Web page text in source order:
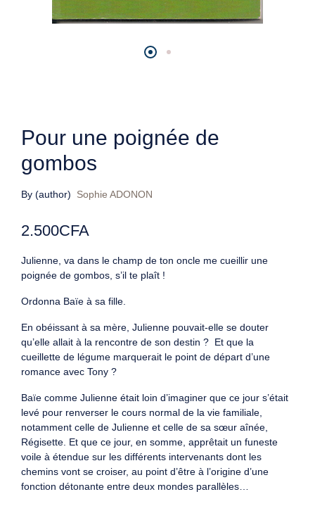
Pour une poignée de
gombos
By (author) Sophie ADONON
2.500CFA
Julienne, va dans le champ de ton oncle me cueillir une
poignée de gombos, s’il te plaît !
Ordonna Baïe à sa fille.
En obéissant à sa mère, Julienne pouvait-elle se douter
qu’elle allait à la rencontre de son destin ? Et que la
cueillette de légume marquerait le point de départ d’une
romance avec Tony ?
Baïe comme Julienne était loin d’imaginer que ce jour s’était
levé pour renverser le cours normal de la vie familiale,
notamment celle de Julienne et celle de sa sœur aînée,
Régisette. Et que ce jour, en somme, apprêtait un funeste
voile à étendue sur les différents intervenants dont les
chemins vont se croiser, au point d’être à l’origine d’une
fonction détonante entre deux mondes parallèles…